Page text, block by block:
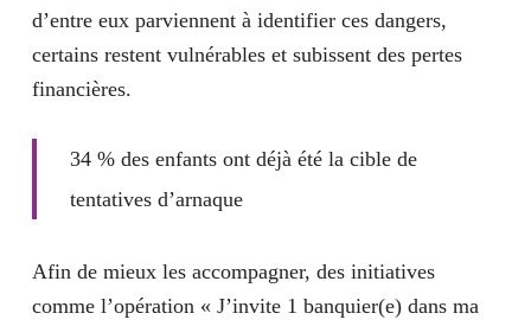
d’entre eux parviennent à identifier ces dangers,
certains restent vulnérables et subissent des pertes
financières.
34 % des enfants ont déjà été la cible de
tentatives d’arnaque
Afin de mieux les accompagner, des initiatives
comme l’opération « J’invite 1 banquier(e) dans ma